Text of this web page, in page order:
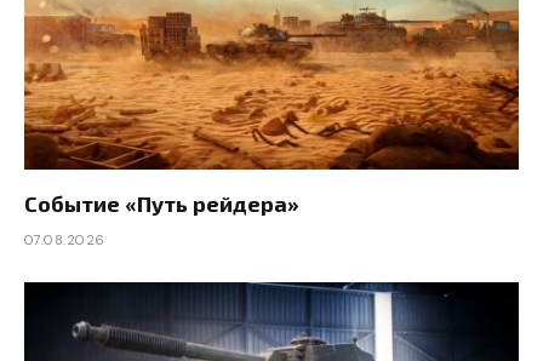
Событие «Путь рейдера»
07.08.2026